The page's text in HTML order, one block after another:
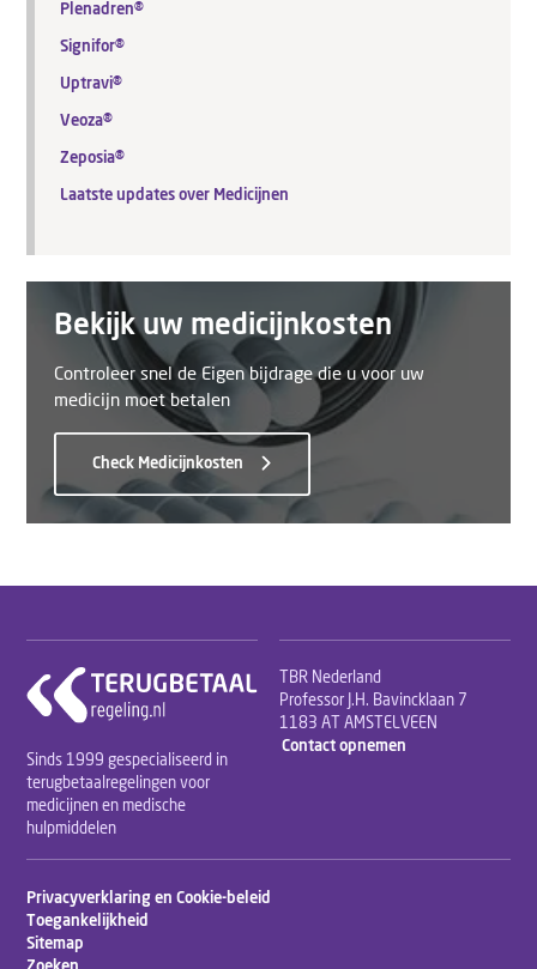
Plenadren®
Signifor®
Uptravi®
Veoza®
Zeposia®
Laatste updates over Medicijnen
Bekijk uw medicijnkosten
Controleer snel de Eigen bijdrage die u voor uw
medicijn moet betalen
Check Medicijnkosten
Sinds 1999 gespecialiseerd in
terugbetaalregelingen voor
medicijnen en medische
hulpmiddelen
TBR Nederland
Professor J.H. Bavincklaan 7
1183 AT AMSTELVEEN
Contact opnemen
Privacyverklaring en Cookie-beleid
Toegankelijkheid
Sitemap